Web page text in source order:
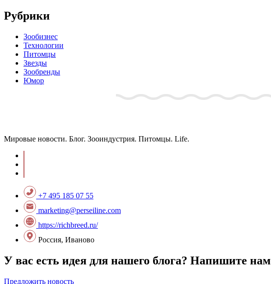
Рубрики
Зообизнес
Технологии
Питомцы
Звезды
Зообренды
Юмор
Мировые новости. Блог. Зооиндустрия. Питомцы. Life.
+7 495 185 07 55
marketing@perseiline.com
https://richbreed.ru/
Россия, Иваново
У вас есть идея для нашего блога? Напишите нам
Предложить новость